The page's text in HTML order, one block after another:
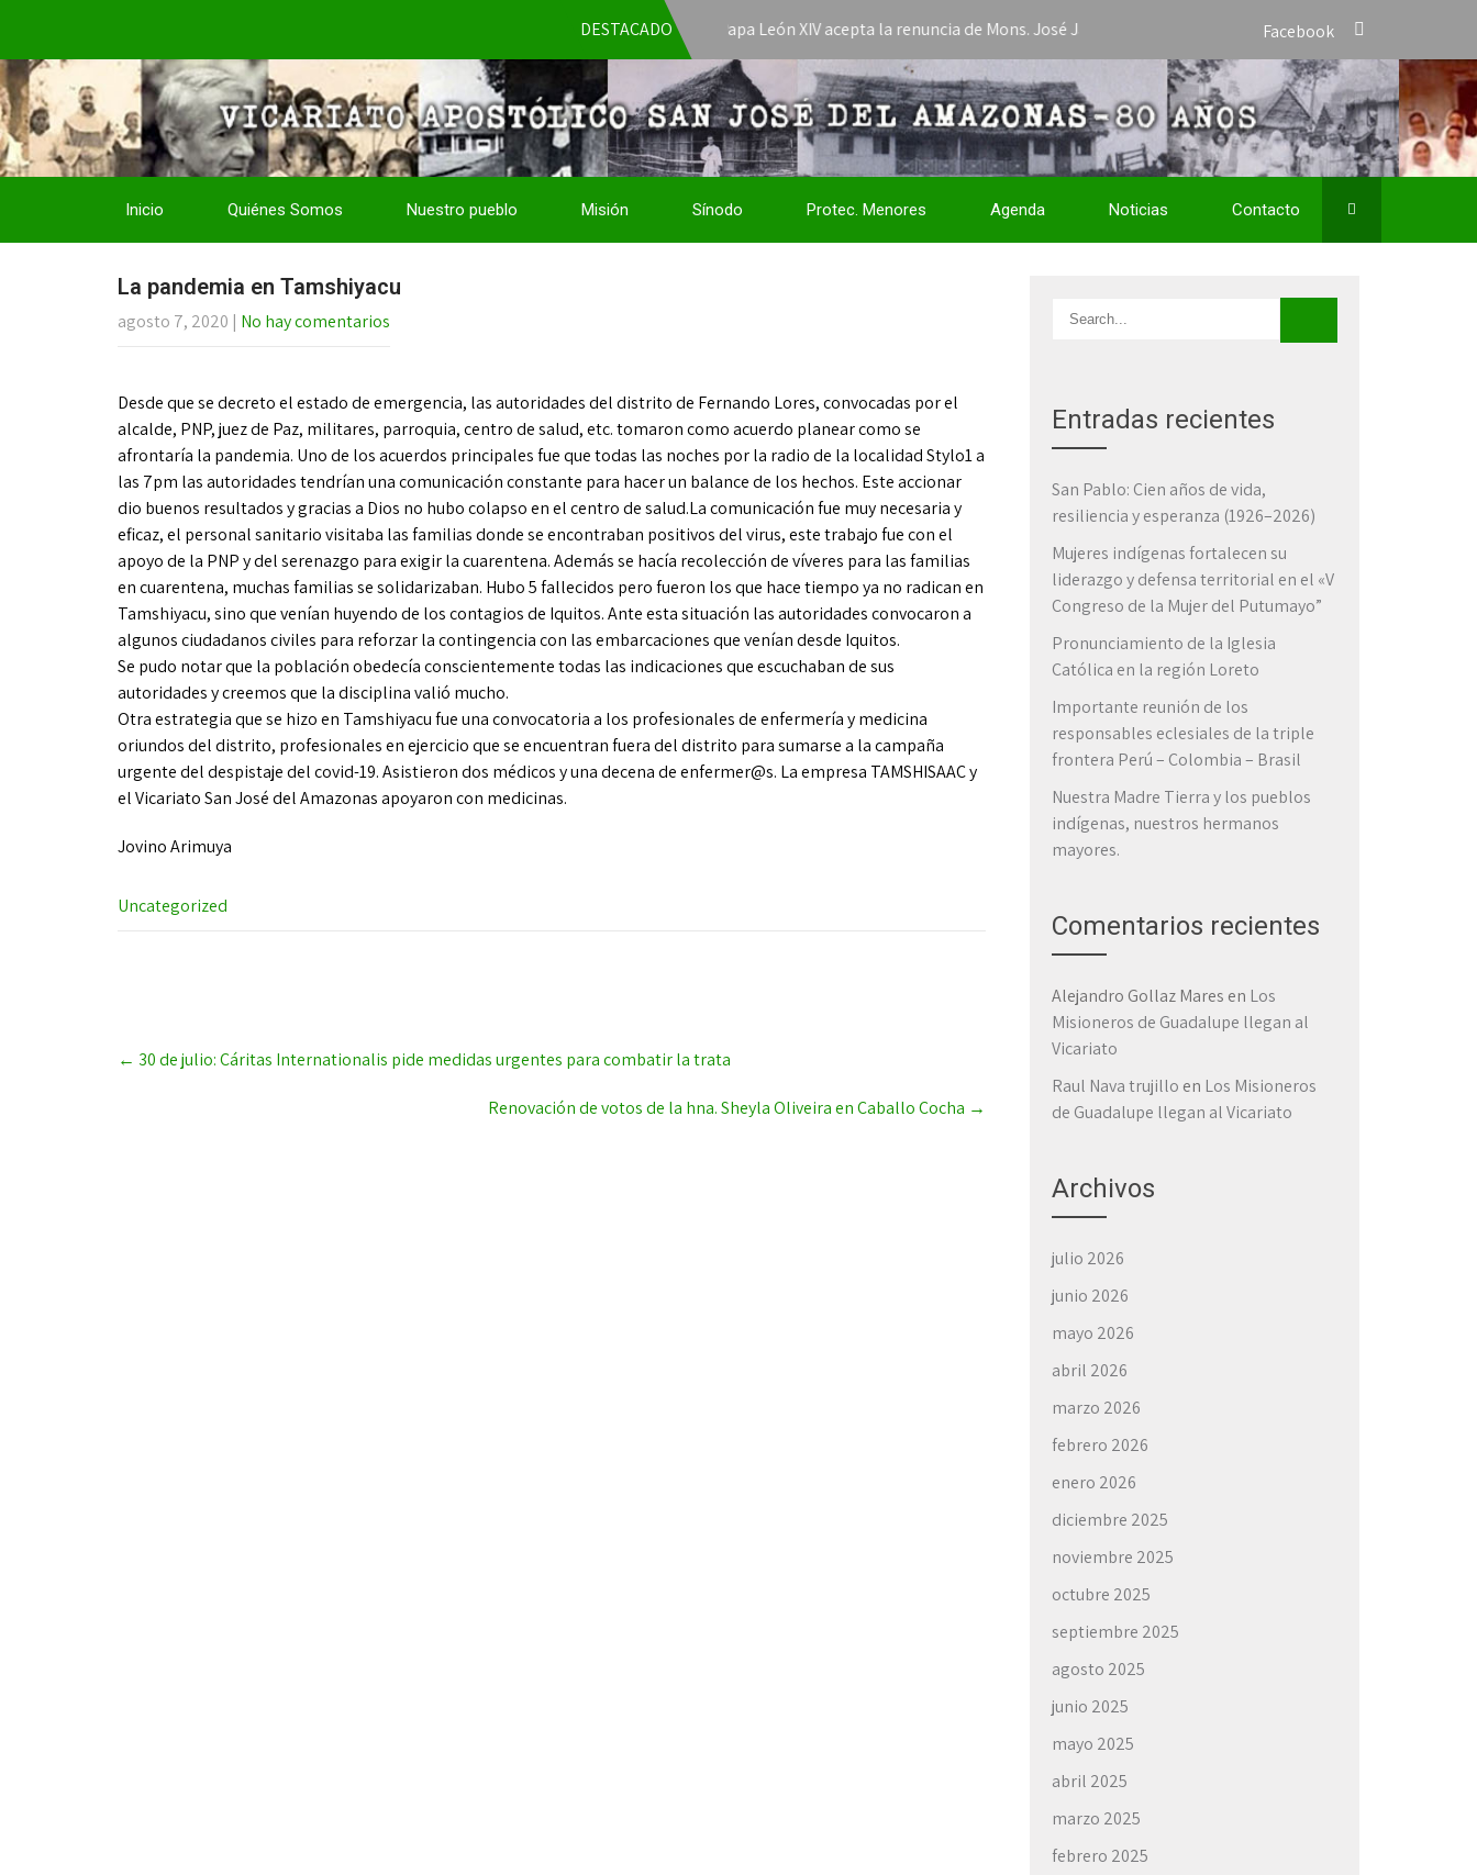
DESTACADOEl Papa León XIV acepta la renuncia de Mons. José Javier Travieso como Vicario Apostólico de San José del
Facebook
Inicio Quiénes Somos Nuestro pueblo Misión Sínodo Protec. Menores Agenda Noticias Contacto
La pandemia en Tamshiyacu
agosto 7, 2020 | No hay comentarios
Desde que se decreto el estado de emergencia, las autoridades del distrito de Fernando Lores, convocadas por el
alcalde, PNP, juez de Paz, militares, parroquia, centro de salud, etc. tomaron como acuerdo planear como se
afrontaría la pandemia. Uno de los acuerdos principales fue que todas las noches por la radio de la localidad Stylo1 a
las 7pm las autoridades tendrían una comunicación constante para hacer un balance de los hechos. Este accionar
dio buenos resultados y gracias a Dios no hubo colapso en el centro de salud.La comunicación fue muy necesaria y
eficaz, el personal sanitario visitaba las familias donde se encontraban positivos del virus, este trabajo fue con el
apoyo de la PNP y del serenazgo para exigir la cuarentena. Además se hacía recolección de víveres para las familias
en cuarentena, muchas familias se solidarizaban. Hubo 5 fallecidos pero fueron los que hace tiempo ya no radican en
Tamshiyacu, sino que venían huyendo de los contagios de Iquitos. Ante esta situación las autoridades convocaron a
algunos ciudadanos civiles para reforzar la contingencia con las embarcaciones que venían desde Iquitos.
Se pudo notar que la población obedecía conscientemente todas las indicaciones que escuchaban de sus
autoridades y creemos que la disciplina valió mucho.
Otra estrategia que se hizo en Tamshiyacu fue una convocatoria a los profesionales de enfermería y medicina
oriundos del distrito, profesionales en ejercicio que se encuentran fuera del distrito para sumarse a la campaña
urgente del despistaje del covid-19. Asistieron dos médicos y una decena de enfermer@s. La empresa TAMSHISAAC y
el Vicariato San José del Amazonas apoyaron con medicinas.
Jovino Arimuya
Uncategorized
Post
navigation
← 30 de julio: Cáritas Internationalis pide medidas urgentes para combatir la trata
Renovación de votos de la hna. Sheyla Oliveira en Caballo Cocha →
Entradas recientes
San Pablo: Cien años de vida,
resiliencia y esperanza (1926–2026)
Mujeres indígenas fortalecen su
liderazgo y defensa territorial en el «V
Congreso de la Mujer del Putumayo”
Pronunciamiento de la Iglesia
Católica en la región Loreto
Importante reunión de los
responsables eclesiales de la triple
frontera Perú – Colombia – Brasil
Nuestra Madre Tierra y los pueblos
indígenas, nuestros hermanos
mayores.
Comentarios recientes
Alejandro Gollaz Mares en Los
Misioneros de Guadalupe llegan al
Vicariato
Raul Nava trujillo en Los Misioneros
de Guadalupe llegan al Vicariato
Archivos
julio 2026
junio 2026
mayo 2026
abril 2026
marzo 2026
febrero 2026
enero 2026
diciembre 2025
noviembre 2025
octubre 2025
septiembre 2025
agosto 2025
junio 2025
mayo 2025
abril 2025
marzo 2025
febrero 2025